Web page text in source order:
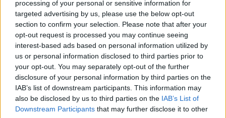
processing of your personal or sensitive information for
targeted advertising by us, please use the below opt-out
section to confirm your selection. Please note that after your
opt-out request is processed you may continue seeing
interest-based ads based on personal information utilized by
us or personal information disclosed to third parties prior to
your opt-out. You may separately opt-out of the further
disclosure of your personal information by third parties on the
IAB’s list of downstream participants. This information may
also be disclosed by us to third parties on the IAB’s List of
Downstream Participants that may further disclose it to other
accompagnavo Gualtiero agli allenamenti»,
sempre il ricordo di Vignati che aggiunge:
Gualtiero negli scorsi giorni ha ricevuto la
foto che allego da Dolci, vice presidente
dell’Associazione Nazionale Allenatori
quando era presidente Azeglio Vicini, che era
in vacanza in Sardegna»